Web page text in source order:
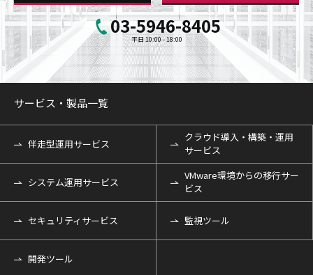
03-5946-8405
平日 10:00 - 18:00
サービス・製品一覧
伴走型運用サービス
クラウド導入・構築・運用
サービス
システム運用サービス
VMware環境からの移行サー
ビス
セキュリティサービス 監視ツール
開発ツール